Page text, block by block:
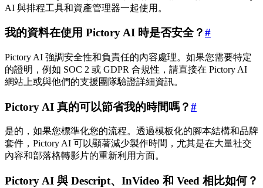
AI 與排程工具和資產管理器一起使用。
我的資料在使用 Pictory AI 時是否安全？#
Pictory AI 強調安全性和負責任的內容處理。如果您需要特定
的證明，例如 SOC 2 或 GDPR 合規性，請直接在 Pictory AI
網站上或與他們的支援團隊驗證詳細資訊。
Pictory AI 真的可以節省我的時間嗎？#
是的，如果您標準化您的流程。透過模板化的腳本結構和品牌
套件，Pictory AI 可以顯著減少製作時間，尤其是在大量社交
內容和部落格轉影片的重新利用方面。
Pictory AI 與 Descript、InVideo 和 Veed 相比如何？